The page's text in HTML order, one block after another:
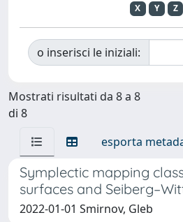
X
Y Z
o inserisci le iniziali:
Mostrati risultati da 8 a 8
di 8
esporta
Symplectic mapping
surfaces and
2022-01-01 Smirnov, Gleb